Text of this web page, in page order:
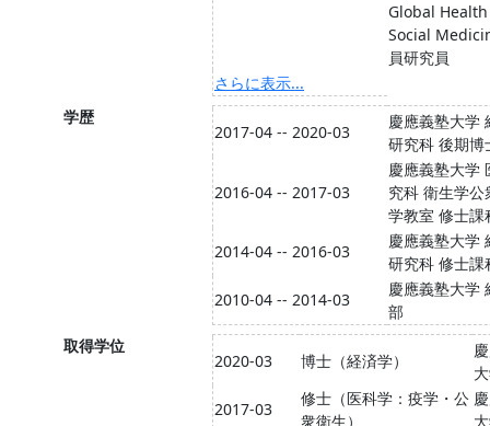
Global
Social
員研究員
さらに表示...
学歴
2017-04 -- 2020-03
慶應義塾大学
研究科 後期博
2016-04 -- 2017-03
慶應義塾大学
究科 衛生学公
学教室 修士課
2014-04 -- 2016-03
慶應義塾大学
研究科 修士課
2010-04 -- 2014-03
慶應義塾大学
部
取得学位
2020-03 博士（経済学）
2017-03
修士（医科学：疫学・公
衆衛生）